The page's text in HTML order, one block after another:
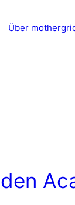
Über